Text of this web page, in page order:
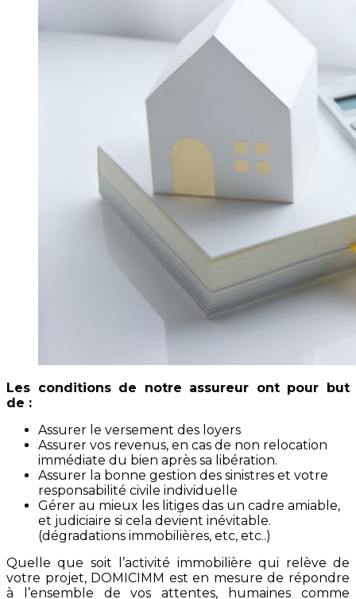
Les conditions de notre assureur ont pour but
de :
Assurer le versement des loyers
Assurer vos revenus, en cas de non relocation
immédiate du bien après sa libération.
Assurer la bonne gestion des sinistres et votre
responsabilité civile individuelle
Gérer au mieux les litiges das un cadre amiable,
et judiciaire si cela devient inévitable.
(dégradations immobilières, etc, etc..)
Quelle que soit l’activité immobilière qui relève de
votre projet, DOMICIMM est en mesure de répondre
à l’ensemble de vos attentes, humaines comme